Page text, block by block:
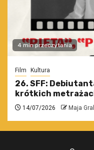
4 min przeczytania
Film Kultura
26. SFF:
krótkich
14/07/2026 Maja